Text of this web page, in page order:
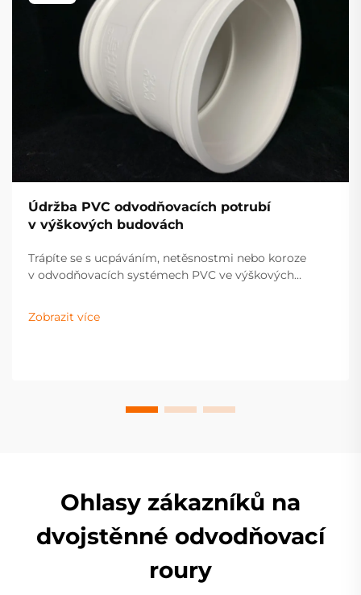
Údržba PVC odvodňovacích potrubí
v výškových budovách
Trápíte se s ucpáváním, netěsnostmi nebo koroze
v odvodňovacích systémech PVC ve výškových
prodlouží životnost potrubí, zabrání poškození vodou
a zvýší hodnotu nemovitosti. Získejte praktické
Zobrazit více
Ohlasy zákazníků na
dvojstěnné odvodňovací
roury